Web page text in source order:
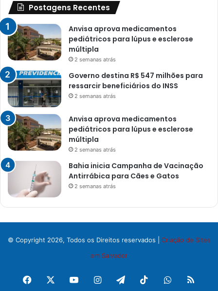
Postagens Recentes
Anvisa aprova medicamentos
pediátricos para lúpus e esclerose
múltipla
2 semanas atrás
Governo destina R$ 547 milhões para
ressarcir beneficiários do INSS
2 semanas atrás
Anvisa aprova medicamentos
pediátricos para lúpus e esclerose
múltipla
2 semanas atrás
Bahia inicia Campanha de Vacinação
Antirrábica para Cães e Gatos
2 semanas atrás
© Copyright 2026, Todos os Direitos reservados | Criação de Sites
em Salvador
Facebook YouTubeInstagram
TelegramTikTokWhatsApp
RSS